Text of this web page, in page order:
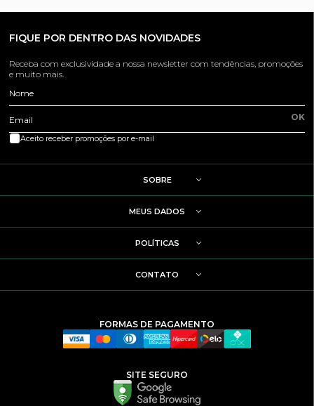
FIQUE POR DENTRO DAS NOVIDADES
Receba com exclusividade a nossa newsletter com tendências, promoções
e muito mais.
Nome
Email OK
Aceito receber promoções por e-mail
SOBRE
MEUS DADOS
POLÍTICAS
CONTATO
SITE SEGURO
FORMAS DE PAGAMENTO